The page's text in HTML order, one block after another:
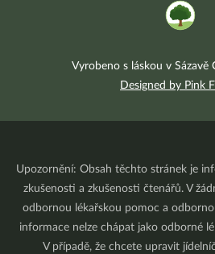
Vyrobeno s láskou v Sázavě
Designed by Pink
Upozornění: Obsah těchto stránek je
zkušenosti a zkušenosti čtenářů. V
odbornou lékařskou pomoc a
informace nelze chápat jako odborné
V případě, že chcete upravit